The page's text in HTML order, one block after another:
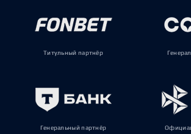
Титульный партнёр
Генеральный партнёр